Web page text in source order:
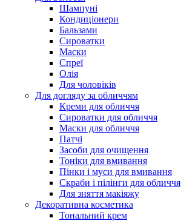
Шампуні
Кондиціонери
Бальзами
Сироватки
Маски
Спреї
Олія
Для чоловіків
Для догляду за обличчям
Креми для обличчя
Сироватки для обличчя
Маски для обличчя
Патчі
Засоби для очищення
Тоніки для вмивання
Пінки і муси для вмивання
Скраби і пілінги для обличчя
Для зняття макіяжу
Декоративна косметика
Тональний крем